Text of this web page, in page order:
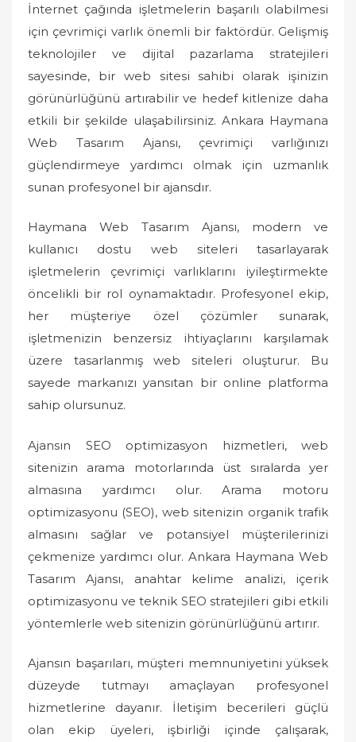
İnternet çağında işletmelerin başarılı olabilmesi
için çevrimiçi varlık önemli bir faktördür. Gelişmiş
teknolojiler ve dijital pazarlama stratejileri
sayesinde, bir web sitesi sahibi olarak işinizin
görünürlüğünü artırabilir ve hedef kitlenize daha
etkili bir şekilde ulaşabilirsiniz. Ankara Haymana
Web Tasarım Ajansı, çevrimiçi varlığınızı
güçlendirmeye yardımcı olmak için uzmanlık
sunan profesyonel bir ajansdır.
Haymana Web Tasarım Ajansı, modern ve
kullanıcı dostu web siteleri tasarlayarak
işletmelerin çevrimiçi varlıklarını iyileştirmekte
öncelikli bir rol oynamaktadır. Profesyonel ekip,
her müşteriye özel çözümler sunarak,
işletmenizin benzersiz ihtiyaçlarını karşılamak
üzere tasarlanmış web siteleri oluşturur. Bu
sayede markanızı yansıtan bir online platforma
sahip olursunuz.
Ajansın SEO optimizasyon hizmetleri, web
sitenizin arama motorlarında üst sıralarda yer
almasına yardımcı olur. Arama motoru
optimizasyonu (SEO), web sitenizin organik trafik
almasını sağlar ve potansiyel müşterilerinizi
çekmenize yardımcı olur. Ankara Haymana Web
Tasarım Ajansı, anahtar kelime analizi, içerik
optimizasyonu ve teknik SEO stratejileri gibi etkili
yöntemlerle web sitenizin görünürlüğünü artırır.
Ajansın başarıları, müşteri memnuniyetini yüksek
düzeyde tutmayı amaçlayan profesyonel
hizmetlerine dayanır. İletişim becerileri güçlü
olan ekip üyeleri, işbirliği içinde çalışarak,